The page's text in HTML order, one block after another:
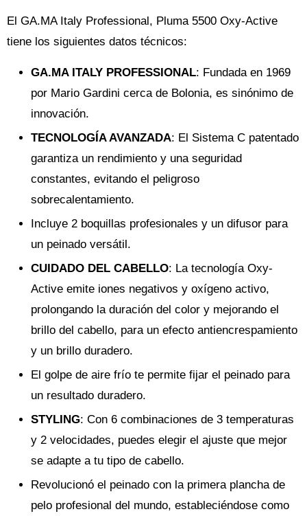
El GA.MA Italy Professional, Pluma 5500 Oxy-Active
tiene los siguientes datos técnicos:
GA.MA ITALY PROFESSIONAL: Fundada en 1969
por Mario Gardini cerca de Bolonia, es sinónimo de
innovación.
TECNOLOGÍA AVANZADA: El Sistema C patentado
garantiza un rendimiento y una seguridad
constantes, evitando el peligroso
sobrecalentamiento.
Incluye 2 boquillas profesionales y un difusor para
un peinado versátil.
CUIDADO DEL CABELLO: La tecnología Oxy-
Active emite iones negativos y oxígeno activo,
prolongando la duración del color y mejorando el
brillo del cabello, para un efecto antiencrespamiento
y un brillo duradero.
El golpe de aire frío te permite fijar el peinado para
un resultado duradero.
STYLING: Con 6 combinaciones de 3 temperaturas
y 2 velocidades, puedes elegir el ajuste que mejor
se adapte a tu tipo de cabello.
Revolucionó el peinado con la primera plancha de
pelo profesional del mundo, estableciéndose como